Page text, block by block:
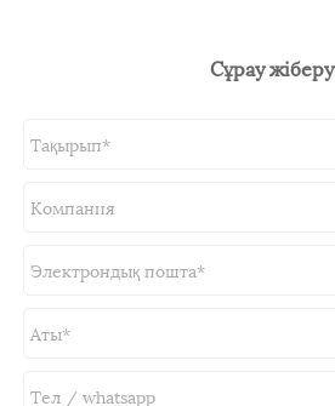
Сұрау жіберу